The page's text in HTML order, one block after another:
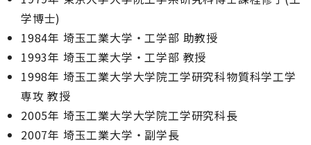
学博士)
1984年 埼玉工業大学・工学部 助教授
1993年 埼玉工業大学・工学部 教授
1998年 埼玉工業大学大学院工学研究科物質科学工学
専攻 教授
2005年 埼玉工業大学大学院工学研究科長
2007年 埼玉工業大学・副学長